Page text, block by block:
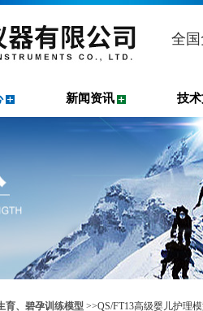
全国
新闻资讯 技
育、碧孕训练模型 >>QS/FT13高级婴儿护理